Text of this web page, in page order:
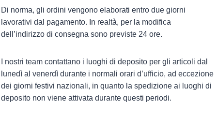
Di norma, gli ordini vengono elaborati entro due giorni
lavorativi dal pagamento. In realtà, per la modifica
dell’indirizzo di consegna sono previste 24 ore.
I nostri team contattano i luoghi di deposito per gli articoli dal
lunedì al venerdì durante i normali orari d’ufficio, ad eccezione
dei giorni festivi nazionali, in quanto la spedizione ai luoghi di
deposito non viene attivata durante questi periodi.